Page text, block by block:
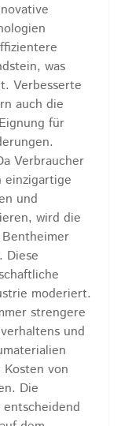
was
Verbesserte
auch die
für
Verbraucher
einzigartige
und
wird die
Diese
moderiert.
strengere
und
von
Die